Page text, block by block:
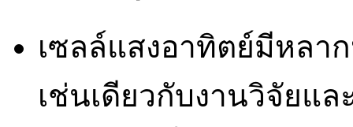
เซลล์แสงอาทิตย์มีหลา
เช่นเดียวกับงานวิจัยแ